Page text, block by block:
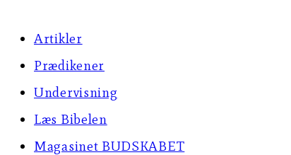
Artikler
Prædikener
Undervisning
Læs Bibelen
Magasinet BUDSKABET